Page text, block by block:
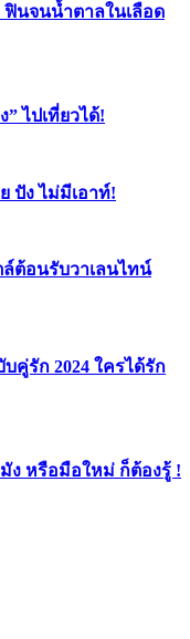
นจนน้ำตาลในเลือด
ไปเที่ยวได้!
ปัง ไม่มีเอาท์!
ต้อนรับวาเลนไทน์
คู่รัก 2024 ใครได้รัก
ง หรือมือใหม่ ก็ต้องรู้ !